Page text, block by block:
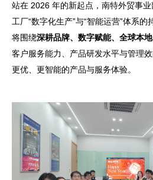
站在 2026 年的新起点，南特外贸事
工厂“数字化生产”与“智能运营”体系的
将围绕深耕品牌、数字赋能、全球本
客户服务能力、产品研发水平与管理
更优、更智能的产品与服务体验。